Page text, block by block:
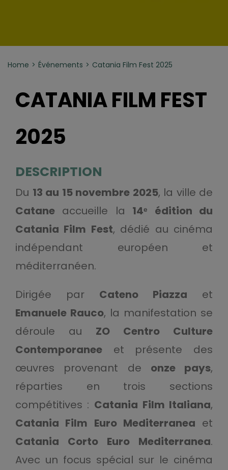
Home Événements Catania Film Fest 2025
CATANIA FILM FEST
2025
DESCRIPTION
Du 13 au 15 novembre 2025, la ville de
Cataneaccueille la 14ᵉ édition du
Catania Film Fest, dédié au cinéma
indépendant européen et
méditerranéen.
Dirigée par Cateno Piazza et
Emanuele Rauco, la manifestation se
déroule au ZO Centro Culture
Contemporaneeet présente des
œuvres provenant de onze pays,
réparties en trois sections
compétitives : Catania Film Italiana,
Catania Film Euro Mediterranea et
Catania Corto Euro Mediterranea.
Avec un focus spécial sur le cinéma